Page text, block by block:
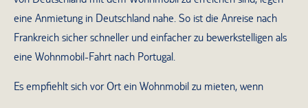
eine Anmietung in Deutschland nahe. So ist die Anreise nach
Frankreich sicher schneller und einfacher zu bewerkstelligen als
eine Wohnmobil-Fahrt nach Portugal.
Es empfiehlt sich vor Ort ein Wohnmobil zu mieten, wenn